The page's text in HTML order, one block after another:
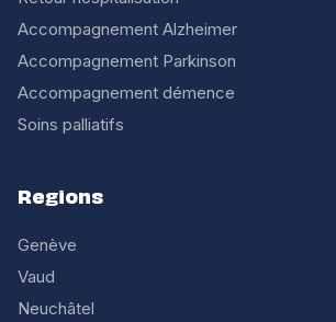
Accompagnement Alzheimer
Accompagnement Parkinson
Accompagnement démence
Soins palliatifs
Regions
Genève
Vaud
Neuchâtel